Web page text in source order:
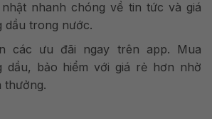
nhật nhanh chóng về tin tức và giá
dầu trong nước.
các ưu đãi ngay trên app. Mua
dầu, bảo hiểm với giá rẻ hơn nhờ
thưởng.